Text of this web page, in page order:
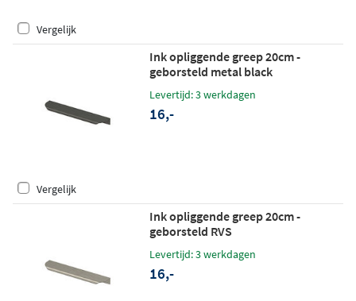
Vergelijk
Ink opliggende greep 20cm -
geborsteld metal black
Levertijd: 3 werkdagen
16,-
Vergelijk
Ink opliggende greep 20cm -
geborsteld RVS
Levertijd: 3 werkdagen
16,-